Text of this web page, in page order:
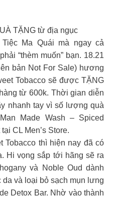
TẶNG từ địa ngục
Ma Quái mà ngay cả
“thèm muốn” bạn. 18.21
bản Not For Sale) hương
Tobacco sẽ được TẶNG
từ 600k. Thời gian diễn
nhanh tay vì số lượng quà
Made Wash – Spiced
CL Men’s Store.
Tobacco thì hiện nay đã có
Hi vọng sắp tới hãng sẽ ra
và Noble Oud dành
và loại bỏ sạch mụn lưng
Detox Bar. Nhờ vào thành